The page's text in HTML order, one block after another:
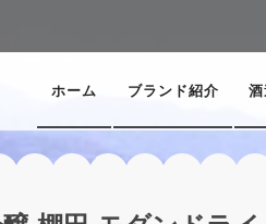
ホーム ブランド紹介 酒